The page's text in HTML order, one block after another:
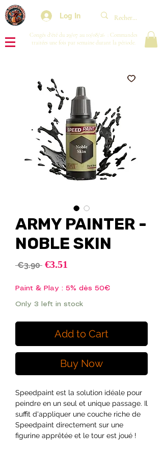
Log In
Congés d'été du 29/07 au 10/08/26 : Commandes
traitées une fois par semaine durant la période.
ARMY PAINTER -
NOBLE SKIN
€3.90 Regular
€3.51
Paint & Play : 5% dès 50€
Only 3 left in stock
Add to Cart
Buy Now
Speedpaint est la solution idéale pour
peindre en un seul et unique passage. Il
suffit d'appliquer une couche riche de
Speedpaint directement sur une
figurine apprêtée et le tour est joué !